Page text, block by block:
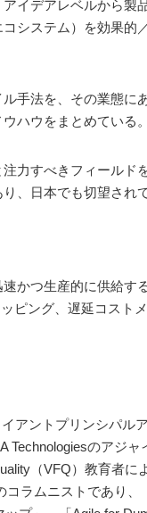
イデアレベルから製
システム）を効果的
手法を、その業態に
ハウをまとめている。
力すべきフィールド
、日本でも切望され
かつ生産的に供給す
ピング、遅延コスト
アントプリンシパル
のアジ
（VFQ）教育者
ラムニストであり、